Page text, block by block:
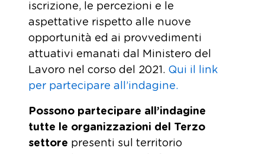
iscrizione, le percezioni e le
aspettative rispetto alle nuove
opportunità ed ai provvedimenti
attuativi emanati dal Ministero del
Lavoro nel corso del 2021. Qui il link
per partecipare all’indagine.
Possono partecipare all’indagine
tutte le organizzazioni del Terzo
settore presenti sul territorio